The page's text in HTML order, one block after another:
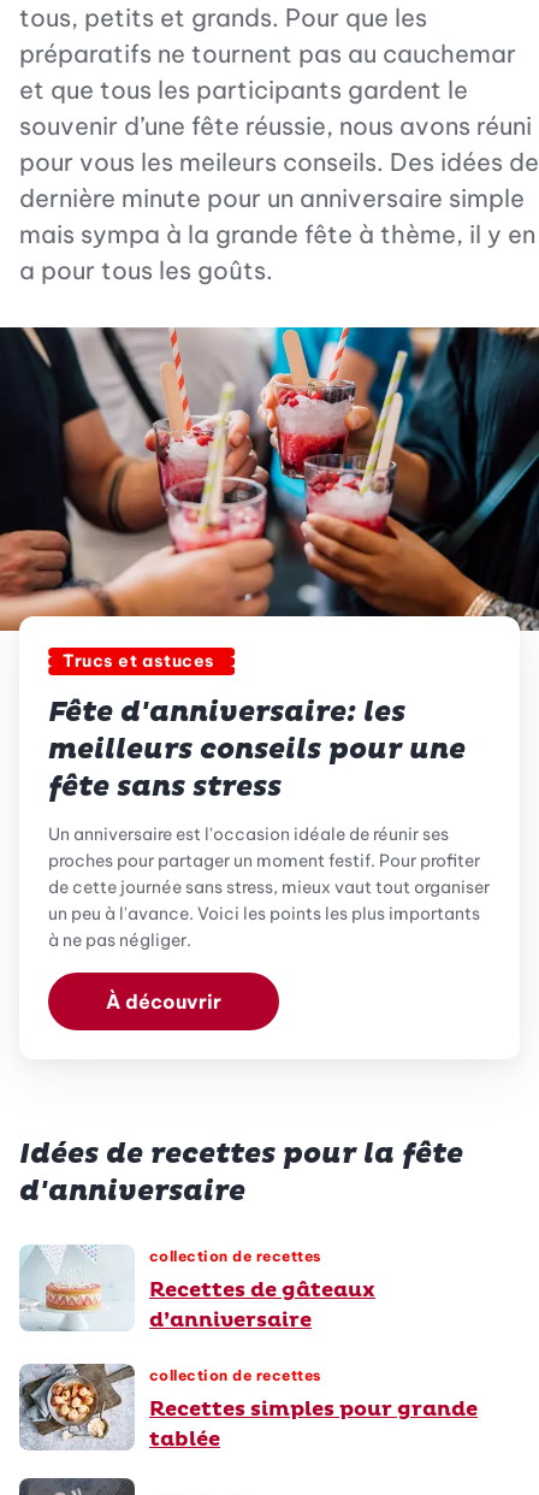
tous, petits et grands. Pour que les
préparatifs ne tournent pas au cauchemar
et que tous les participants gardent le
souvenir d’une fête réussie, nous avons réuni
pour vous les meileurs conseils. Des idées de
dernière minute pour un anniversaire simple
mais sympa à la grande fête à thème, il y en
a pour tous les goûts.
Trucs et astuces
Fête d'anniversaire: les
meilleurs conseils pour une
fête sans stress
Un anniversaire est l'occasion idéale de réunir ses
proches pour partager un moment festif. Pour profiter
de cette journée sans stress, mieux vaut tout organiser
un peu à l'avance. Voici les points les plus importants
à ne pas négliger.
À découvrir
Idées de recettes pour la fête
d'anniversaire
collection de recettes
Recettes de gâteaux
d’anniversaire
collection de recettes
Recettes simples pour grande
tablée